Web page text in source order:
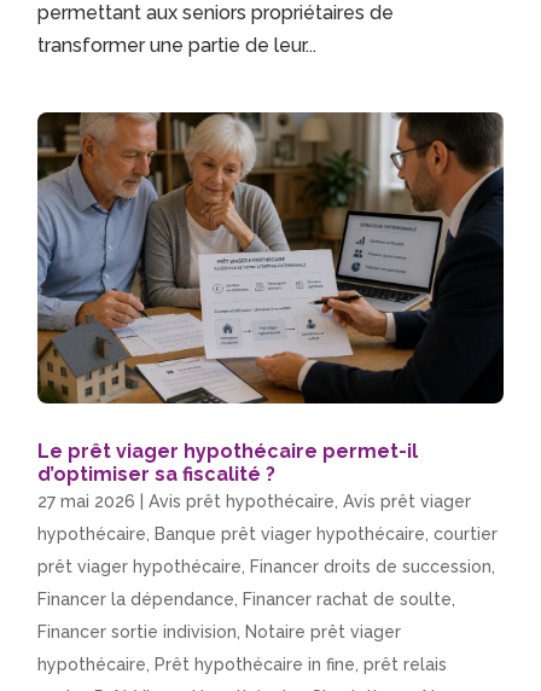
permettant aux seniors propriétaires de
transformer une partie de leur...
Le prêt viager hypothécaire permet-il
d’optimiser sa fiscalité ?
27 mai 2026 |Avis prêt hypothécaire ,Avis prêt viager
hypothécaire
Banque prêt viager hypothécaire ,courtier
prêt viager hypothécaire
Financer droits de succession
Financer la dépendance
Financer rachat de soulte
Financer sortie indivision
Notaire prêt viager
hypothécaire
Prêt hypothécaire in fine ,prêt relais